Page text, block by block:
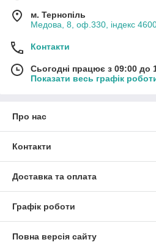
м. Тернопіль
Медова, 8, оф.330, індекс
Контакти
Сьогодні працює з 09:00 до
Показати весь графік
Про нас
Контакти
Доставка та оплата
Графік роботи
Повна версія сайту